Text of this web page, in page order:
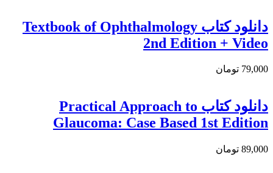
دانلود کتاب Textbook of Ophthalmology
2nd Edition + Video
79,000 تومان
دانلود كتاب Practical Approach to
Glaucoma: Case Based 1st Edition
89,000 تومان